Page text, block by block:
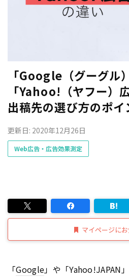
「Google（グーグル
「Yahoo!（ヤフー）
出稿先の選び方のポ
更新日: 2020年12月26日
Web広告・広告効果測定
マイページに
「Google」や「Yahoo!JAPAN